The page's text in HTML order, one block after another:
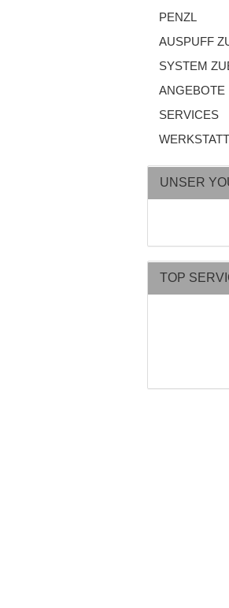
PENZL
AUSPUFF
SYSTEM
ANGEBOTE
SERVICES
WERKSTATT
UNSER
TOP